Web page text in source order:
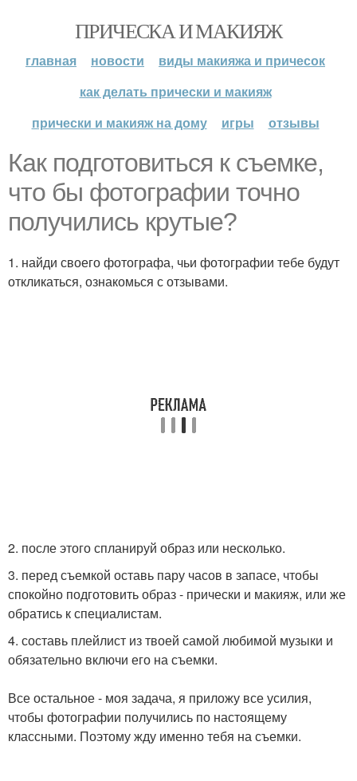
ПРИЧЕСКА И МАКИЯЖ
главная новости
виды макияжа и причесок
как делать прически и макияж
прически и макияж на дому
игры отзывы
Как подготовиться к съемке,
что бы фотографии точно
получились крутые?
1. найди своего фотографа, чьи фотографии тебе будут
откликаться, ознакомься с отзывами.
2. после этого спланируй образ или несколько.
3. перед съемкой оставь пару часов в запасе, чтобы
спокойно подготовить образ - прически и макияж, или же
обратись к специалистам.
4. составь плейлист из твоей самой любимой музыки и
обязательно включи его на съемки.
Все остальное - моя задача, я приложу все усилия,
чтобы фотографии получились по настоящему
классными. Поэтому жду именно тебя на съемки.